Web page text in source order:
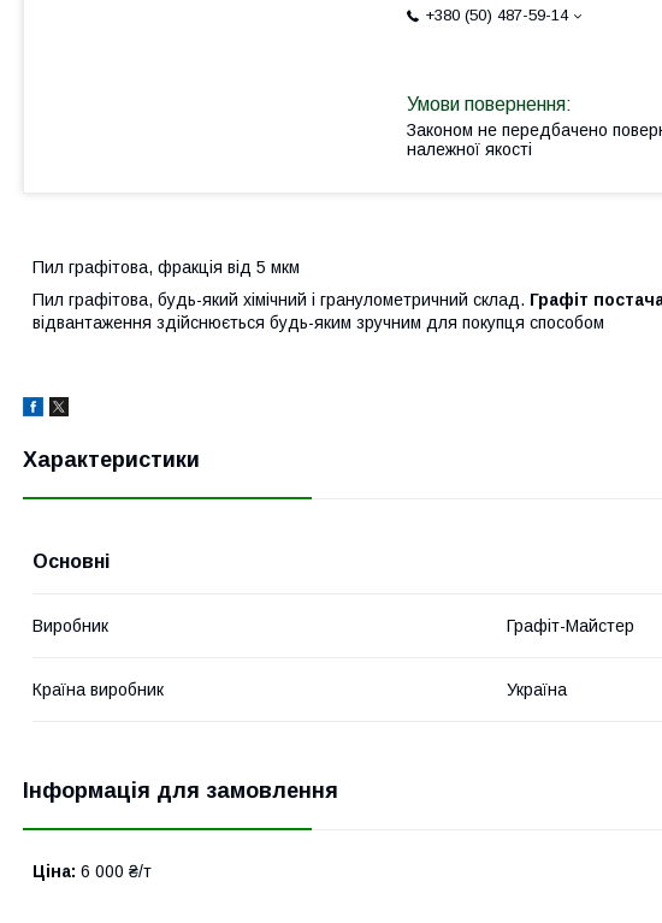
+380 (50) 487-59-14
Законом не передбачено
належної якості
Пил графітова, фракція від 5 мкм
Пил графітова, будь-який хімічний і гранулометричний склад. Графіт
відвантаження здійснюється будь-яким зручним для покупця способом
Характеристики
Основні
Виробник Графіт-Майстер
Країна виробник Україна
Інформація для замовлення
Ціна: 6 000 ₴/т